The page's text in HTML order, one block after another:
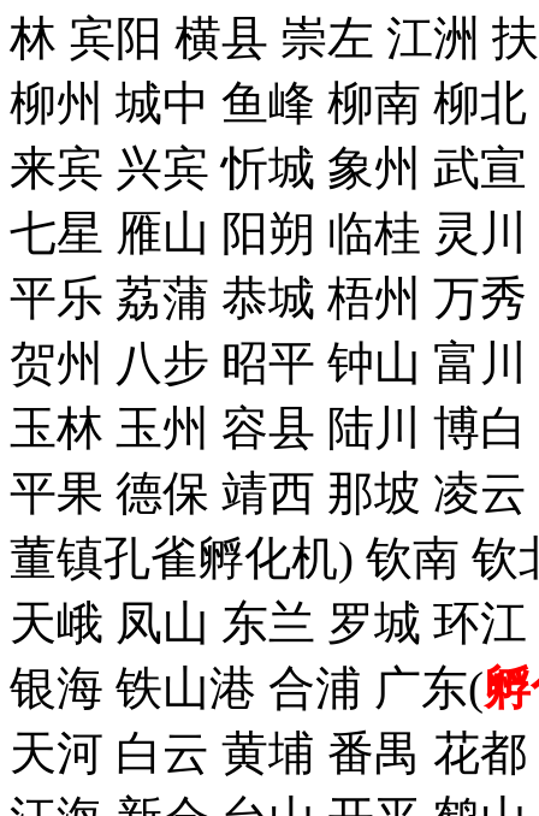
林 宾阳 横县 崇左 江洲
柳州 城中 鱼峰 柳南 柳
来宾 兴宾 忻城 象州 武
七星 雁山 阳朔 临桂 灵
平乐 荔蒲 恭城 梧州 万
贺州 八步 昭平 钟山 富
玉林 玉州 容县 陆川 博
平果 德保 靖西 那坡 凌
董镇孔雀孵化机) 钦南
天峨 凤山 东兰 罗城 环
银海 铁山港 合浦 广东(
天河 白云 黄埔 番禺 花